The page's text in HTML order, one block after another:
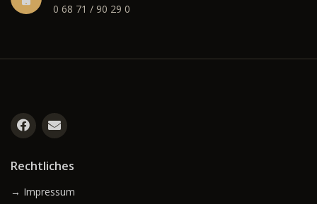
0 68 71 / 90 29 0
Rechtliches
→ Impressum